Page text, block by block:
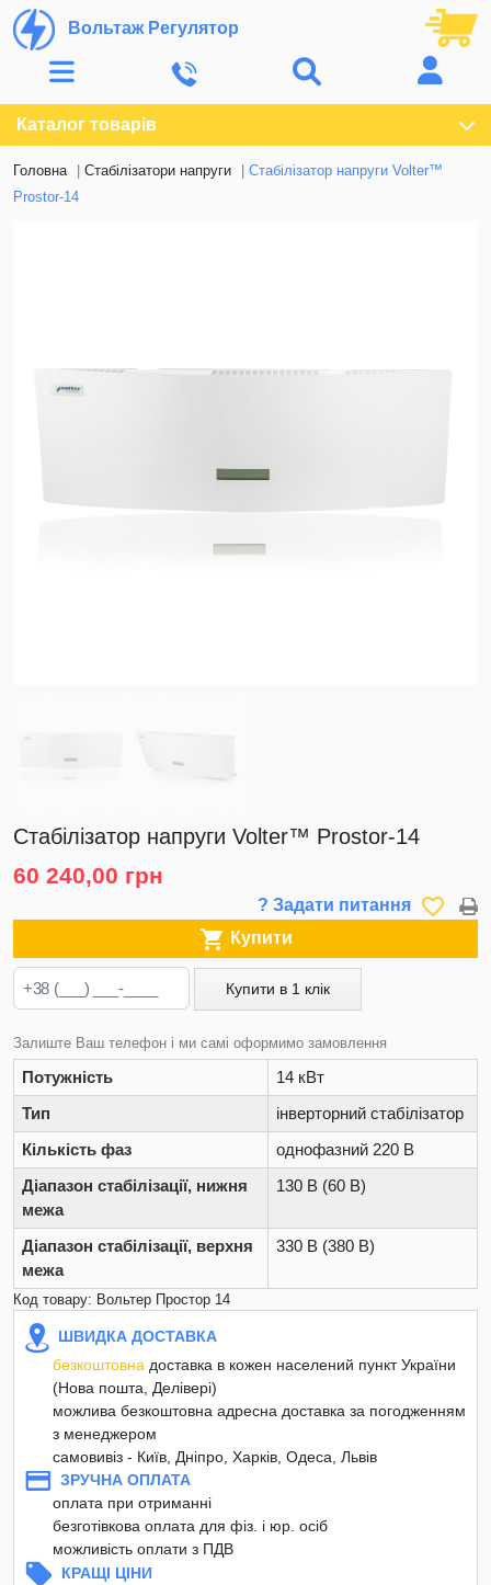
Вольтаж Регулятор
Каталог товарів
Головна Стабілізатори напруги
Стабілізатор напруги Volter™
Prostor-14
Стабілізатор напруги Volter™ Prostor-14
60 240,00 грн
? Задати питання favorite_border
 Купити
Купити в 1 клік
Залиште Ваш телефон і ми самі оформимо замовлення
Потужність
14 кВт
Тип
інверторний стабілізатор
Кількість фаз
однофазний 220 В
Діапазон стабілізації, нижня
межа
130 В (60 В)
Діапазон стабілізації, верхня
межа
330 В (380 В)
Код товару: Вольтер Простор 14
ШВИДКА ДОСТАВКА
безкоштовна доставка в кожен населений пункт України
(Нова пошта, Делівері)
можлива безкоштовна адресна доставка за погодженням
з менеджером
самовивіз - Київ, Дніпро, Харків, Одеса, Львів
ЗРУЧНА ОПЛАТА
оплата при отриманні
безготівкова оплата для фіз. і юр. осіб
можливість оплати з ПДВ
КРАЩІ ЦІНИ